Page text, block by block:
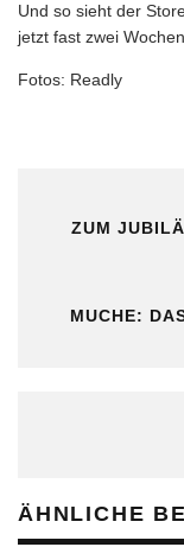
Und so sieht der
jetzt fast zwei
Fotos: Readly
ZUM
MUCHE:
ÄHNLICHE